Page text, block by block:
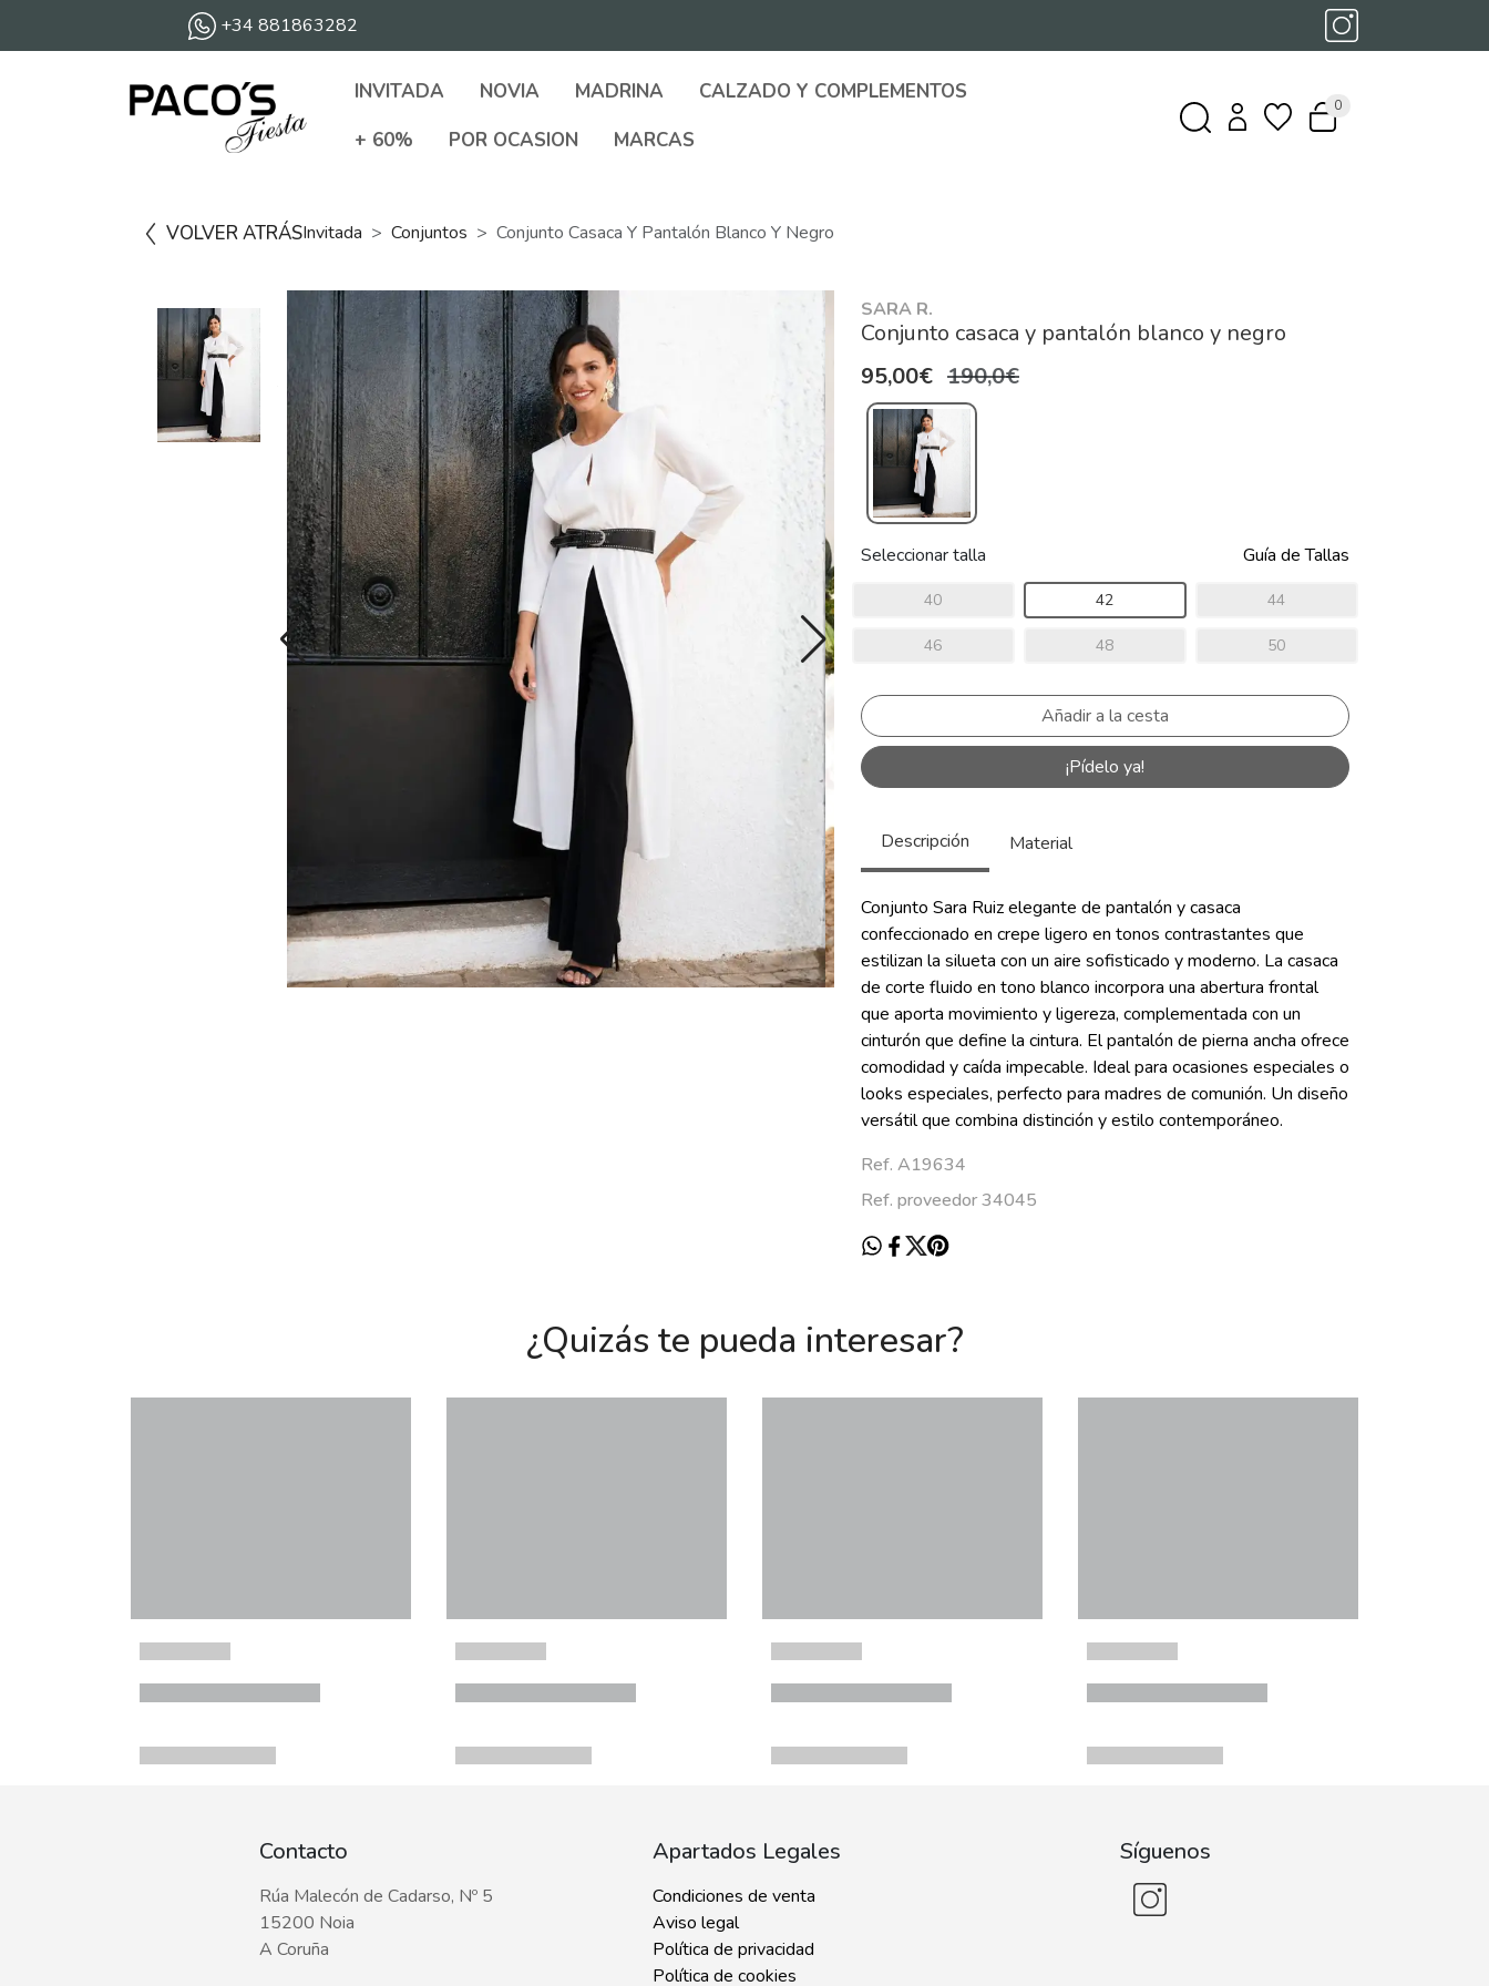
+34 881863282
INVITADA NOVIA MADRINA
CALZADO Y COMPLEMENTOS
+ 60%
POR OCASION MARCAS
0
VOLVER ATRÁSInvitada Conjuntos Conjunto Casaca Y Pantalón Blanco Y Negro
SARA R.
Conjunto casaca y pantalón blanco y negro
95,00€ 190,0€
Seleccionar talla Guía de Tallas
40 42 44
46 48 50
¡Pídelo ya!
Descripción Material
Conjunto Sara Ruiz elegante de pantalón y casaca
confeccionado en crepe ligero en tonos contrastantes que
estilizan la silueta con un aire sofisticado y moderno. La casaca
de corte fluido en tono blanco incorpora una abertura frontal
que aporta movimiento y ligereza, complementada con un
cinturón que define la cintura. El pantalón de pierna ancha ofrece
comodidad y caída impecable. Ideal para ocasiones especiales o
looks especiales, perfecto para madres de comunión. Un diseño
versátil que combina distinción y estilo contemporáneo.
Ref. A19634
Ref. proveedor 34045
¿Quizás te pueda interesar?
Contacto
Rúa Malecón de Cadarso, Nº 5
15200 Noia
A Coruña
Apartados Legales
Condiciones de venta
Aviso legal
Política de privacidad
Política de cookies
Síguenos